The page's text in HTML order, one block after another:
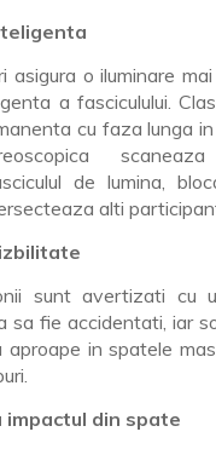
asigura o iluminare
a fasciculului.
cu faza lunga
de lumina,
alti
sunt avertizati cu
sa fie accidentati, iar
aproape in spatele
impactul din spate